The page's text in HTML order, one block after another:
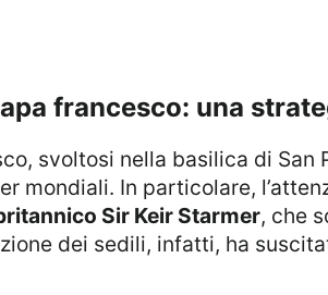
francesco: una
mondiali. In particolare,
Sir Keir Starmer, che
dei sedili, infatti, ha